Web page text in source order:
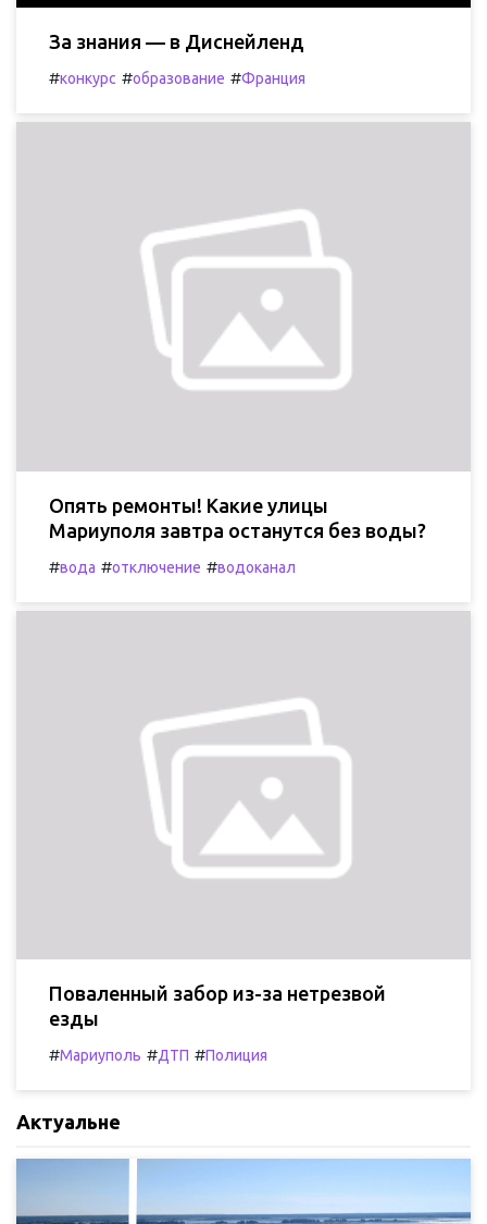
За знания — в Диснейленд
#конкурс #образование #Франция
Опять ремонты! Какие улицы
Мариуполя завтра останутся без воды?
#вода #отключение #водоканал
Поваленный забор из-за нетрезвой
езды
#Мариуполь #ДТП #Полиция
Актуальне